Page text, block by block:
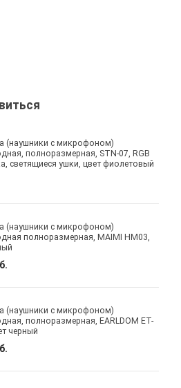
(наушники с микрофоном)
полноразмерная, STN-07, RGB
светящиеся ушки, цвет фиолетовый
(наушники с микрофоном)
полноразмерная, MAIMI HM03,
(наушники с микрофоном)
полноразмерная, EARLDOM ET-
черный